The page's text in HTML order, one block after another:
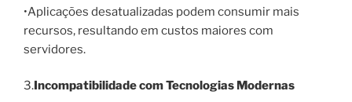
•Aplicações desatualizadas podem consumir mais
recursos, resultando em custos maiores com
servidores.
3. Incompatibilidade com Tecnologias Modernas